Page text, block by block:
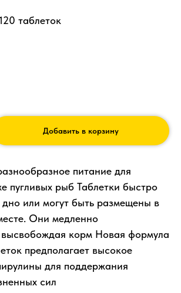
таблеток
Добавить в корзину
питание для
пугливых рыб Таблетки быстро
или могут быть размещены в
Они медленно
высвобождая корм Новая формула
предполагает высокое
для поддержания
сил